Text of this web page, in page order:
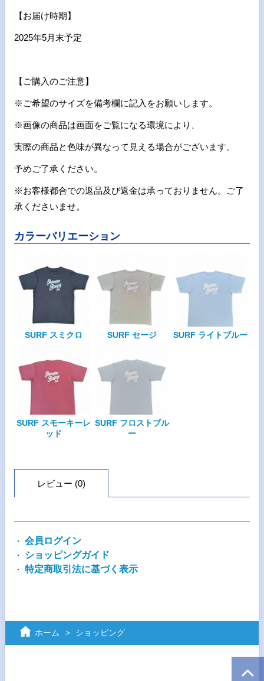
【お届け時期】
2025年5月末予定
【ご購入のご注意】
※ご希望のサイズを備考欄に記入をお願いします。
※画像の商品は画面をご覧になる環境により、
実際の商品と色味が異なって見える場合がございます。
予めご了承ください。
※お客様都合での返品及び返金は承っておりません。ご了
承くださいませ。
カラーバリエーション
SURF スミクロ SURF セージ SURF ライトブルー
SURF スモーキーレ
ッド
SURF フロストブル
ー
レビュー (0)
会員ログイン
ショッピングガイド
特定商取引法に基づく表示
ホーム ショッピング